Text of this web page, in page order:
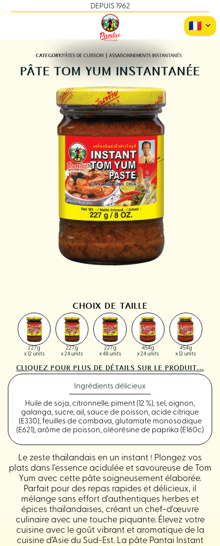
DEPUIS 1962
Le zeste thaïlandais en un instant ! Plongez vos
plats dans l'essence acidulée et savoureuse de Tom
Yum avec cette pâte soigneusement élaborée.
Parfait pour des repas rapides et délicieux, il
mélange sans effort d'authentiques herbes et
épices thaïlandaises, créant un chef-d'œuvre
culinaire avec une touche piquante. Élevez votre
cuisine avec le goût vibrant et aromatique de la
cuisine d’Asie du Sud-Est. La pâte Pantai Instant
CATEGORY:PÂTES DE CUISSON ASSAISONNEMENTS INSTANTANÉS
PÂTE TOM YUM INSTANTANÉE
CHOIX DE TAILLE
227g
x 12 units
227g
x 24 units
227g
x 48 units
454g
x 24 units
454g
x 12 units
CLIQUEZ POUR PLUS DE DÉTAILS SUR LE PRODUIT...
Ingrédients délicieux
Huile de soja, citronnelle, piment (12 %), sel, oignon,
galanga, sucre, ail, sauce de poisson, acide citrique
(E330), feuilles de combava, glutamate monosodique
(E621), arôme de poisson, oléorésine de paprika (E160c)